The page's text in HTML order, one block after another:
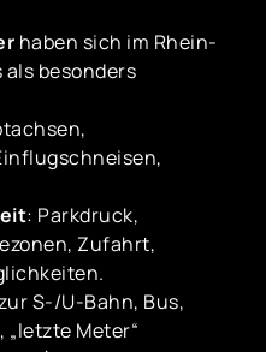
haben sich im Rhein-
als besonders
: Parkdruck,
Zufahrt,
S-/U-Bahn, Bus,
Meter“